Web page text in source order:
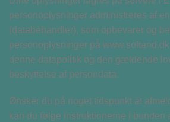
personoplysninger administreres af
(databehandler), som opbevarer og
personoplysninger på
denne datapolitik og den gældende
beskyttelse af persondata.
Ønsker du på noget tidspunkt at
kan du følge instruktionerne I bunden